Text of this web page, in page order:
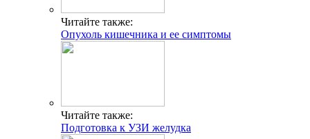
Читайте также:
Опухоль кишечника и ее симптомы
Читайте также:
Подготовка к УЗИ желудка